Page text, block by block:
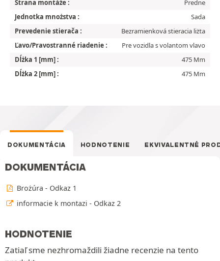
Strana montáże :
Predne
Jednotka mnożstva :
Sada
Prevedenie stierača :
Bezramienková stieracia liżta
Ľavo/Pravostranné riadenie :
Pre vozidla s volantom vlavo
Dĺżka 1 [mm] :
475 Mm
Dĺżka 2 [mm] :
475 Mm
DOKUMENTÁCIA HODNOTENIE EKVIVALENTNÉ
DOKUMENTÁCIA
Brożúra - Odkaz 1
informacie k montazi - Odkaz 2
HODNOTENIE
Zatiaľ sme nezhromaždili žiadne recenzie na tento